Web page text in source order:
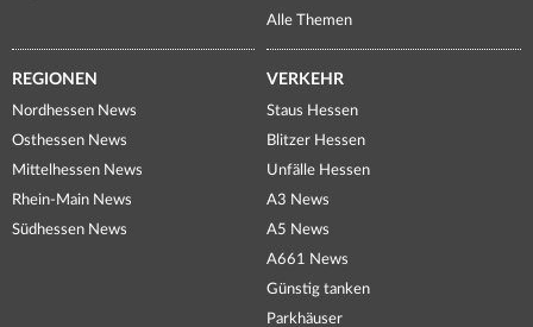
Alle Themen
REGIONEN
Nordhessen News
Osthessen News
Mittelhessen News
Rhein-Main News
Südhessen News
VERKEHR
Staus Hessen
Blitzer Hessen
Unfälle Hessen
A3 News
A5 News
A661 News
Günstig tanken
Parkhäuser